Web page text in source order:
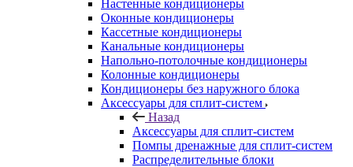
Настенные кондиционеры
Оконные кондиционеры
Кассетные кондиционеры
Канальные кондиционеры
Напольно-потолочные кондиционеры
Колонные кондиционеры
Кондиционеры без наружного блока
Аксессуары для сплит-систем
Назад
Аксессуары для сплит-систем
Помпы дренажные для сплит-систем
Распределительные блоки